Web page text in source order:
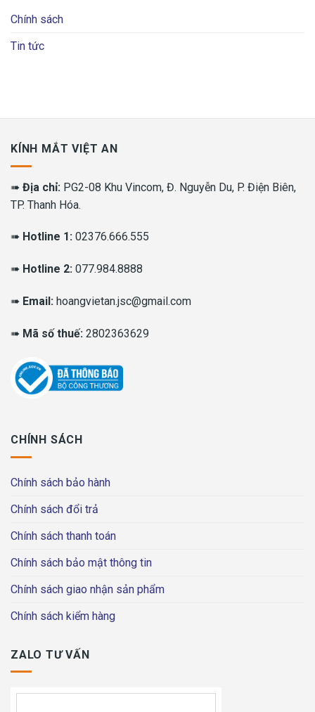
Chính sách
Tin tức
KÍNH MẮT VIỆT AN
➠ Địa chỉ: PG2-08 Khu Vincom, Đ. Nguyễn Du, P. Điện Biên,
TP. Thanh Hóa.
➠ Hotline 1: 02376.666.555
➠ Hotline 2: 077.984.8888
➠ Email: hoangvietan.jsc@gmail.com
➠ Mã số thuế: 2802363629
CHÍNH SÁCH
Chính sách bảo hành
Chính sách đổi trả
Chính sách thanh toán
Chính sách bảo mật thông tin
Chính sách giao nhận sản phẩm
Chính sách kiểm hàng
ZALO TƯ VẤN